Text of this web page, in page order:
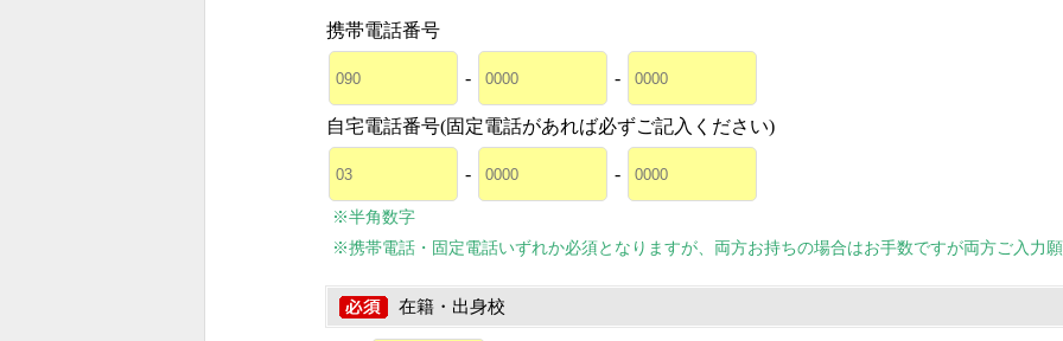
携帯電話番号
- -
自宅電話番号(固定電話があれば必ずご記入ください)
- -
※半角数字
※携帯電話・固定電話いずれか必須となりますが、両方お持ちの場合はお手数ですが両方ご入力
在籍・出身校